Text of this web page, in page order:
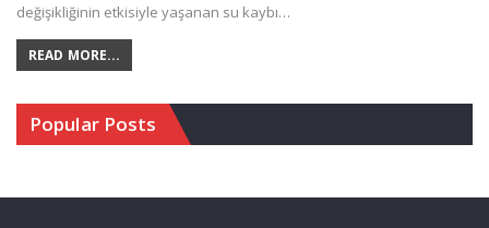
değişikliğinin etkisiyle yaşanan su kaybı…
READ MORE...
Popular Posts